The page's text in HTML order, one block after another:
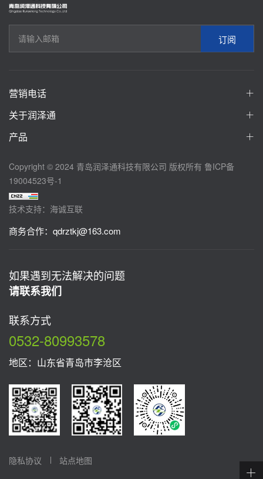
订阅
营销电话
关于润泽通
产品
Copyright © 2024 青岛润泽通科技有限公司 版权所有 鲁ICP备
19004523号-1
技术支持：海诚互联
商务合作： qdrztkj@163.com
如果遇到无法解决的问题
请联系我们
联系方式
0532-80993578
地区：山东省青岛市李沧区
隐私协议 站点地图